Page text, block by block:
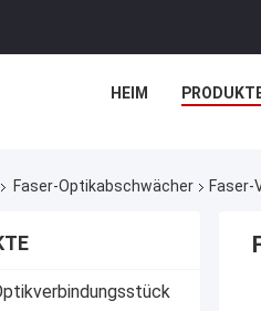
HEIM
Faser-Optikabschwächer Faser-